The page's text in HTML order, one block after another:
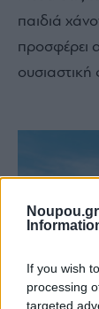
If you wish
processing
targeted
παιδιά
προσφέρει
ουσιαστική